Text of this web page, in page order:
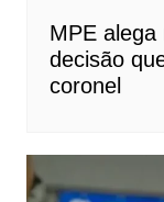
MPE
decisão
coronel